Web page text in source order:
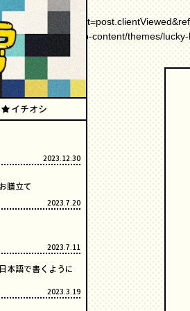
_/
public_html/wp-content/themes/
イチオシ
2023.12.30
膳立て
2023.7.20
2023.7.11
本語で書くように
2023.3.19